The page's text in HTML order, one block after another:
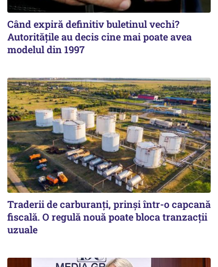
Când expiră definitiv buletinul vechi?
Autoritățile au decis cine mai poate avea
modelul din 1997
Traderii de carburanți, prinși într-o capcană
fiscală. O regulă nouă poate bloca tranzacții
uzuale